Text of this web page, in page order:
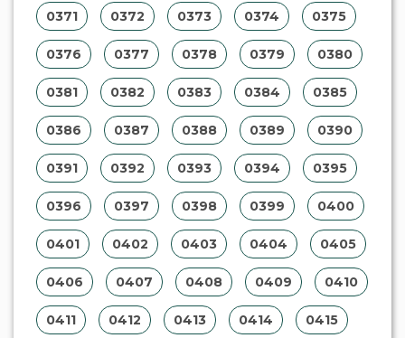
0371 0372 0373 0374 0375
0376 0377 0378 0379 0380
0381 0382 0383 0384 0385
0386 0387 0388 0389 0390
0391 0392 0393 0394 0395
0396 0397 0398 0399 0400
0401 0402 0403 0404 0405
0406 0407 0408 0409 0410
0411 0412 0413 0414 0415